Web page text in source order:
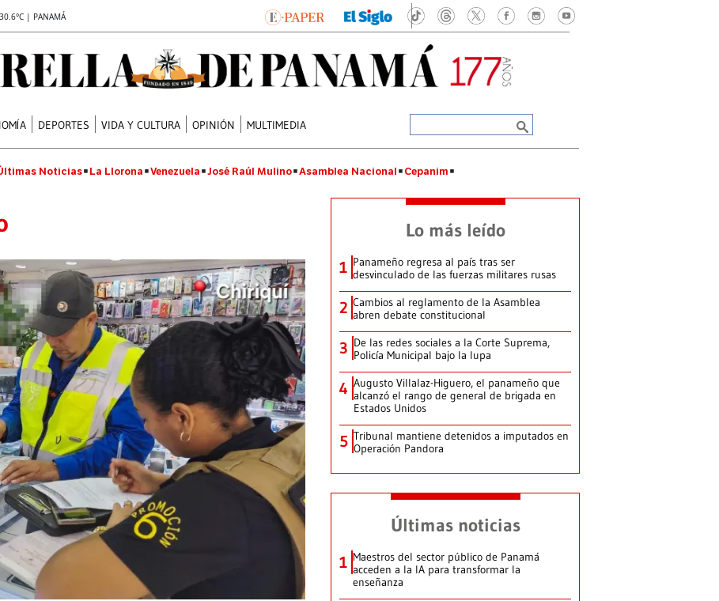
| PANAMÁ
DEPORTES VIDA Y CULTURA OPINIÓN MULTIMEDIA
Noticias La Llorona Venezuela José Raúl Mulino Asamblea Nacional Cepanim
Lo más leído
1 Panameño regresa al país tras ser
desvinculado de las fuerzas militares rusas
2 Cambios al reglamento de la Asamblea
abren debate constitucional
3 De las redes sociales a la Corte Suprema,
Policía Municipal bajo la lupa
4 Augusto Villalaz-Higuero, el panameño que
alcanzó el rango de general de brigada en
Estados Unidos
5 Tribunal mantiene detenidos a imputados en
Operación Pandora
Últimas noticias
1 Maestros del sector público de Panamá
acceden a la IA para transformar la
enseñanza